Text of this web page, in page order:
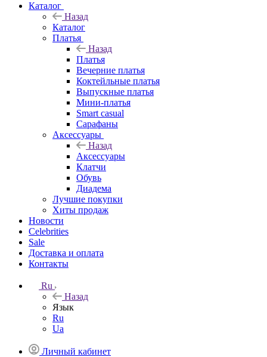
Каталог
Назад
Каталог
Платья
Назад
Платья
Вечерние платья
Коктейльные платья
Выпускные платья
Мини-платья
Smart casual
Сарафаны
Аксессуары
Назад
Аксессуары
Клатчи
Обувь
Диадема
Лучшие покупки
Хиты продаж
Новости
Celebrities
Sale
Доставка и оплата
Контакты
Ru
Назад
Язык
Ru
Ua
Личный кабинет